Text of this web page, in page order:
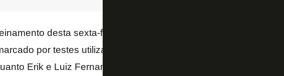
desta sexta-feira, realizado no campo anexo do
por testes utilizando Diego Souza como meio-campista,
Erik e Luiz Fernando ficaram em posições mais